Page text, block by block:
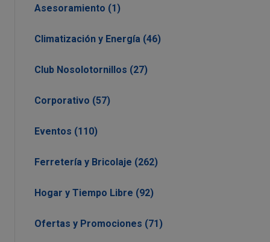
Asesoramiento (1)
Climatización y Energía (46)
Club Nosolotornillos (27)
Corporativo (57)
Eventos (110)
Ferretería y Bricolaje (262)
Hogar y Tiempo Libre (92)
Ofertas y Promociones (71)